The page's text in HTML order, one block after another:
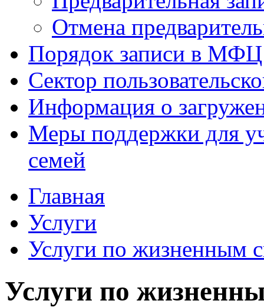
Отмена
Порядок записи в МФЦ
Сектор
Информация о
Меры поддержки для
семей
Главная
Услуги
Услуги по жизненным
Услуги по